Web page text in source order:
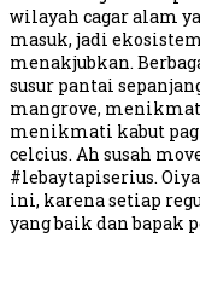
wilayah cagar alam
masuk, jadi
menakjubkan.
susur pantai
mangrove,
menikmati kabut pagi
celcius. Ah susah
#lebaytapiserius.
ini, karena setiap
yang baik dan bapak